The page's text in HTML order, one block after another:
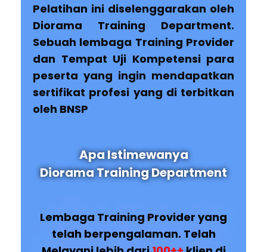
Pelatihan ini diselenggarakan oleh
Diorama Training Department.
Sebuah lembaga Training Provider
dan Tempat Uji Kompetensi para
peserta yang ingin mendapatkan
sertifikat profesi yang di terbitkan
oleh BNSP
Apa Istimewanya
Diorama Training Department
Lembaga Training Provider yang
telah berpengalaman. Telah